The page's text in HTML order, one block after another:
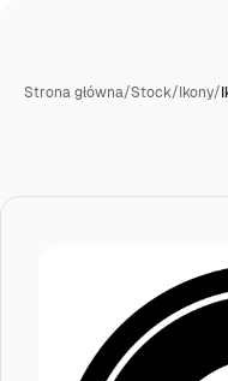
Strona główna/Stock/Ikony/